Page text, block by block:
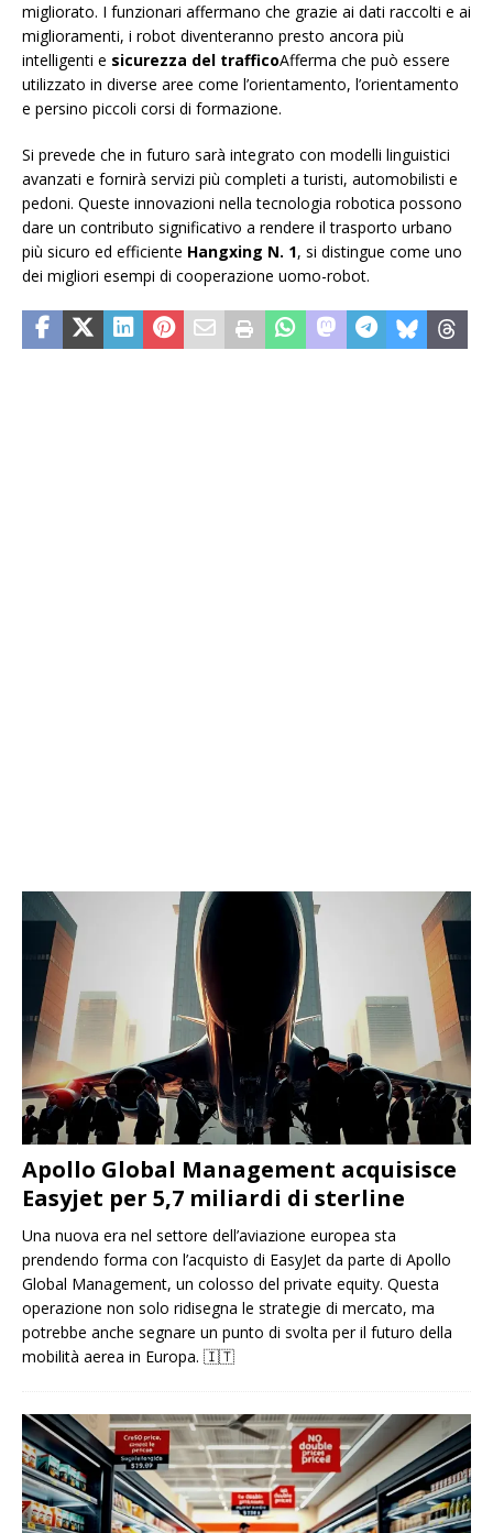
migliorato. I funzionari affermano che grazie ai dati raccolti e ai
miglioramenti, i robot diventeranno presto ancora più
intelligenti e sicurezza del trafficoAfferma che può essere
utilizzato in diverse aree come l’orientamento, l’orientamento
e persino piccoli corsi di formazione.
Si prevede che in futuro sarà integrato con modelli linguistici
avanzati e fornirà servizi più completi a turisti, automobilisti e
pedoni. Queste innovazioni nella tecnologia robotica possono
dare un contributo significativo a rendere il trasporto urbano
più sicuro ed efficiente Hangxing N. 1, si distingue come uno
dei migliori esempi di cooperazione uomo-robot.
Apollo Global Management acquisisce
Easyjet per 5,7 miliardi di sterline
Una nuova era nel settore dell’aviazione europea sta
prendendo forma con l’acquisto di EasyJet da parte di Apollo
Global Management, un colosso del private equity. Questa
operazione non solo ridisegna le strategie di mercato, ma
potrebbe anche segnare un punto di svolta per il futuro della
mobilità aerea in Europa. 🇮🇹